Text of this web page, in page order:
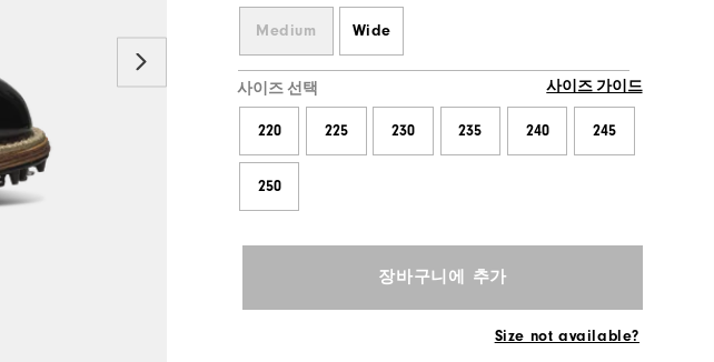
Medium Wide
사이즈 선택 사이즈 가이드
220 225 230 235 240 245
250
장바구니에 추가
Size not available?